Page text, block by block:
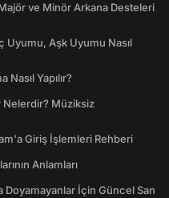
ve Minör Arkana Desteleri
Uyumu, Aşk Uyumu Nasıl
Yapılır?
Nelerdir? Müziksiz
Giriş İşlemleri Rehberi
Anlamları
Doyamayanlar İçin Güncel San